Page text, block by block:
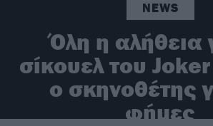
NEWS
Όλη η αλήθεια
σίκουελ του Joker
ο σκηνοθέτης
φήμες